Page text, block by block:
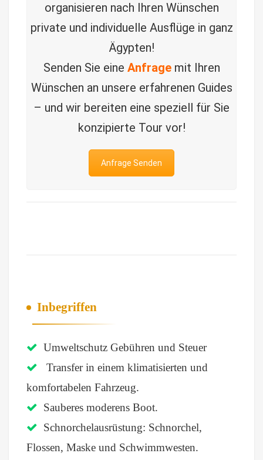
organisieren nach Ihren Wünschen
private und individuelle Ausflüge in ganz
Ägypten!
Senden Sie eine Anfragemit Ihren
Wünschen an unsere erfahrenen Guides
– und wir bereiten eine speziell für Sie
konzipierte Tour vor!
Anfrage Senden
Inbegriffen
Umweltschutz Gebühren und Steuer
Transfer in einem klimatisierten und
komfortabelen Fahrzeug.
Sauberes moderens Boot.
Schnorchelausrüstung: Schnorchel,
Flossen, Maske und Schwimmwesten.